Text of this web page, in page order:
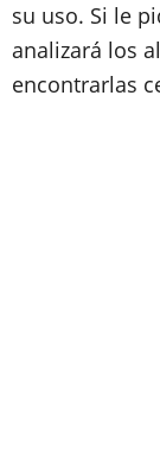
su uso. Si le
analizará los
encontrarlas